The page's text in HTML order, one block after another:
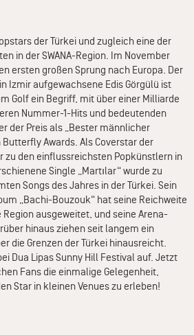
der Türkei und zugleich eine der
in der SWANA-Region. Im November
ersten großen Sprung nach Europa. Der
Izmir aufgewachsene Edis Görgülü ist
Golf ein Begriff, mit über einer Milliarde
Nummer-1-Hits und bedeutenden
der Preis als „Bester männlicher
Butterfly Awards. Als Coverstar der
zu den einflussreichsten Popkünstlern in
Single „Martılar“ wurde zu
Songs des Jahres in der Türkei. Sein
„Bachi-Bouzouk“ hat seine Reichweite
ausgeweitet, und seine Arena-
hinaus ziehen seit langem ein
die Grenzen der Türkei hinausreicht.
Dua Lipas Sunny Hill Festival auf. Jetzt
Fans die einmalige Gelegenheit,
Star in kleinen Venues zu erleben!